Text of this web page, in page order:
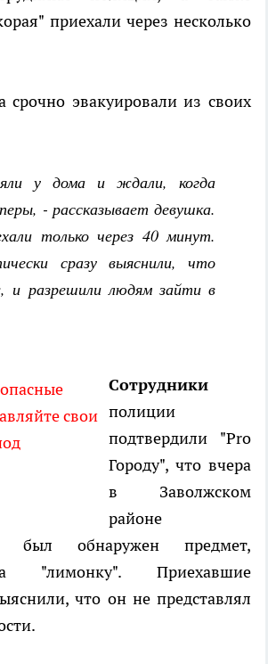
приехали через несколько
срочно эвакуировали из своих
у дома и ждали, когда
- рассказывает девушка.
только через 40 минут.
сразу выяснили, что
и разрешили людям зайти в
свои
Сотрудники
полиции
подтвердили "Pro
Городу", что вчера
в Заволжском
районе
был обнаружен предмет,
"лимонку". Приехавшие
что он не представлял